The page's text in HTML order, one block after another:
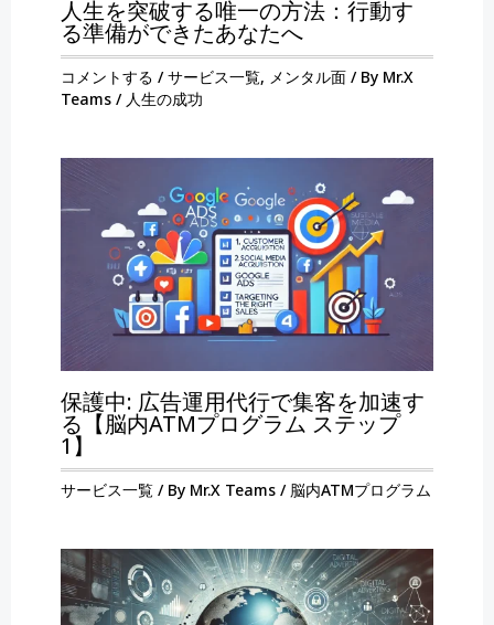
人生を突破する唯一の方法：行動す
る準備ができたあなたへ
コメントする / サービス一覧, メンタル面/ By Mr.X
Teams / 人生の成功
保護中: 広告運用代行で集客を加速す
る【脳内ATMプログラム ステップ
1】
サービス一覧/ By Mr.X Teams / 脳内ATMプログラム